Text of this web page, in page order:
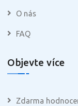
O nás
FAQ
Objevte více
Zdarma